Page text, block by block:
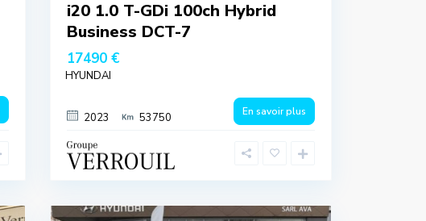
i20 1.0 T-GDi 100ch Hybrid
Business DCT-7
17490 €
HYUNDAI
2023 53750 En savoir plus